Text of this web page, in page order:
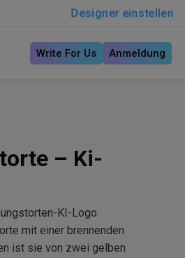
Designer einstellen
Write For Us Anmeldung
– Ki-
KI-Logo
mit einer brennenden
ist sie von zwei gelben